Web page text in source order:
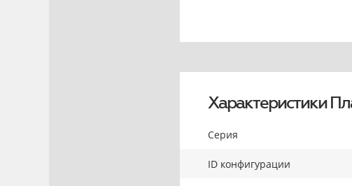
Характеристики
Серия
ID конфигурации